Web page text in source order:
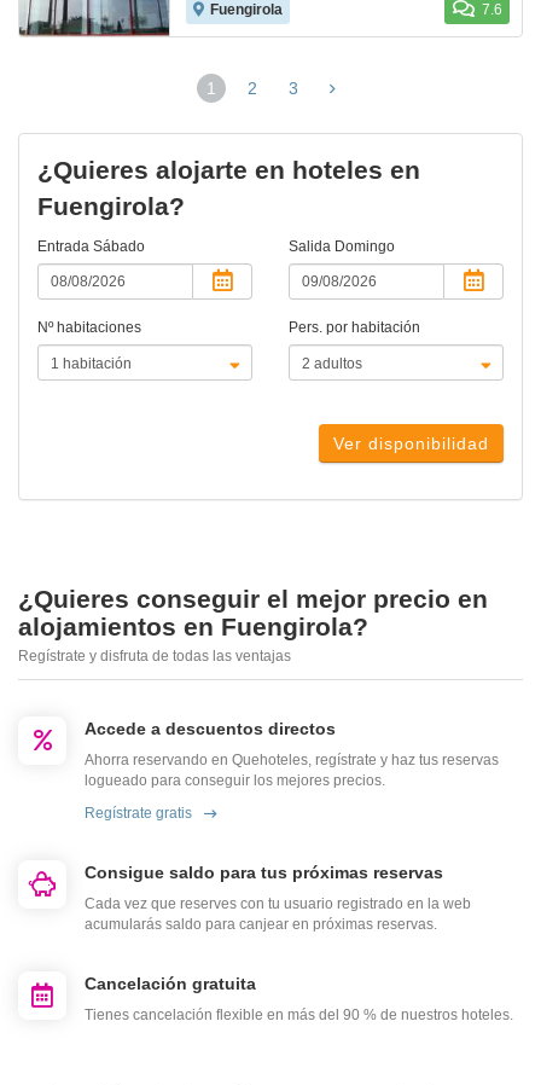
Fuengirola 7.6
1
(página
2 3
¿Quieres alojarte en hoteles en
Fuengirola?
Entrada Sábado Salida Domingo
Nº habitaciones Pers. por habitación
Ver disponibilidad
¿Quieres conseguir el mejor precio en
alojamientos en Fuengirola?
Regístrate y disfruta de todas las ventajas
Accede a descuentos directos
Ahorra reservando en Quehoteles, regístrate y haz tus reservas
logueado para conseguir los mejores precios.
Regístrate gratis
Consigue saldo para tus próximas reservas
Cada vez que reserves con tu usuario registrado en la web
acumularás saldo para canjear en próximas reservas.
Cancelación gratuita
Tienes cancelación flexible en más del 90 % de nuestros hoteles.